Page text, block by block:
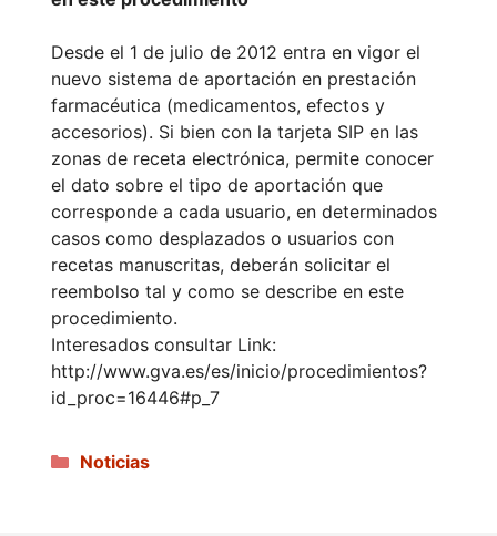
Desde el 1 de julio de 2012 entra en vigor el
nuevo sistema de aportación en prestación
farmacéutica (medicamentos, efectos y
accesorios). Si bien con la tarjeta SIP en las
zonas de receta electrónica, permite conocer
el dato sobre el tipo de aportación que
corresponde a cada usuario, en determinados
casos como desplazados o usuarios con
recetas manuscritas, deberán solicitar el
reembolso tal y como se describe en este
procedimiento.
Interesados consultar Link:
http://www.gva.es/es/inicio/procedimientos?
id_proc=16446#p_7
Categorías
Noticias